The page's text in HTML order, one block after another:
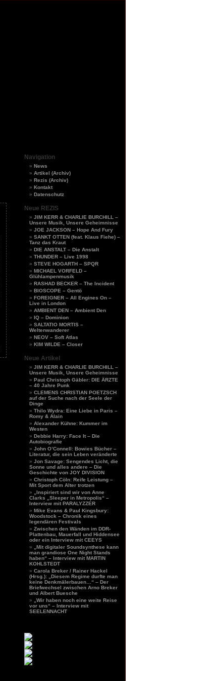
Navigation
News
Artikel (Archiv)
Rezis (Archiv)
Kontakt
Datenschutz
Neue REZIS
JIM KERR & CHARLIE BURCHILL –
Unsere Musik, Unsere Geheimnisse
JOE JACKSON – Hope And Fury
SANKT OTTEN (feat. Klaus Fiehe) –
Tanz das Kraut
DIE ANSTALT – Die Anstalt
THUNDER – Live 1998
STEVE HOGARTH – SPQR
MICHAEL VORFELD –
Glühlampenmusik
RASHAD BECKER – The Incident
BIOSCOPE – Gentö
FOREIGNER – All Engines On –
Live in London
AMBIENT DEN – Ambient Den
IQ – Dominion
SALTATIO MORTIS –
Weltenwanderer
NEOV – Soft Atlas
KIM WILDE – Closer
Neue Artikel
JIM KERR & CHARLIE BURCHILL –
Unsere Musik, Unsere Geheimnisse
Paul Christoph Gäbler: DIE ÄRZTE
– 40 Jahre Punk
CLEMENS CHRISTIAN POETZSCH
auf der Suche nach der Seele der
Dinge
Thilo Wydra: Eine Liebe in Paris –
Romy & Alain
Alexander Kühne: Kummer im
Westen
Debbie Harry: Face It – Die
Autobiografie
John O’Connell: Bowies Bücher –
Literatur, die sein Leben veränderte
Jon Savage: Sengendes Licht, die
Sonne und alles andere – Die
Geschichte von JOY DIVISION
Christoph Cöln: Reife Leistung –
Mit Sport dem Alter trotzen
„Inspiriert sind wir von Anne
Clarks „Sleeper in Metropolis“ –
Interview mit PARALYZZER
Mike Evans & Paul Kingsbury:
Woodstock – Chronik eines
legendären Festivals
Zwischen den Wänden im DDR-
Plattenbau, Mauerfall und Hiddensee
oder ein Interview mit CEEYS
„Mit digitaler Soundsynthese kann
man grandiose One Night Stands
haben“ – Interview mit MARTIN
KOHLSTEDT
Carola Breker / Rainer Hackel
(Hrsg.): „Diesem Regime durfte man
keine Denkmälerbauen…“ – Der
Briefwechsel zwischen Arno Breker
und Albert Buesche
„Wir haben noch eine weite Reise
vor uns“ – Interview mit
SEELENNACHT